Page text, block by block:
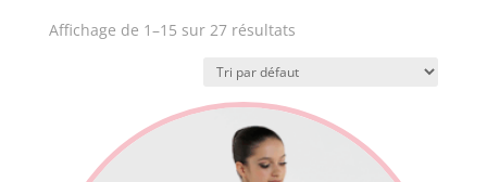
Affichage de 1–15 sur 27 résultats